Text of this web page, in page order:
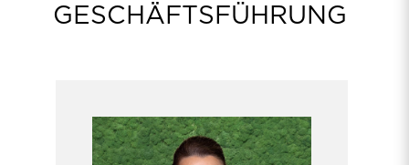
GESCHÄFTSFÜHRUNG